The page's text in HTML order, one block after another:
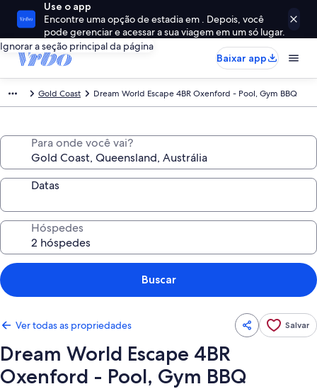
Use o app
Encontre uma opção de estadia em . Depois, você
pode gerenciar e acessar a sua viagem em um só lugar.
Ignorar a seção principal da página
Baixar app
Gold Coast Dream World Escape 4BR Oxenford - Pool, Gym BBQ
Para onde você vai?
Datas
Hóspedes
Buscar
Ver todas as propriedades Salvar
Dream World Escape 4BR
Oxenford - Pool, Gym BBQ